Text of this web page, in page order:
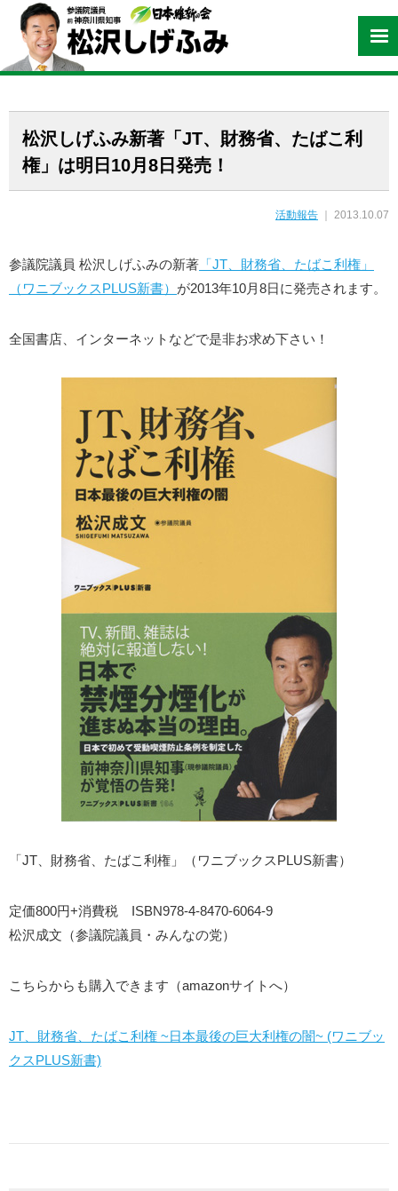
松沢しげふみ新著「JT、財務省、たばこ利
権」は明日10月8日発売！
活動報告 ｜ 2013.10.07
参議院議員 松沢しげふみの新著 「JT、財務省、たばこ利権」
（ワニブックスPLUS新書） が2013年10月8日に発売されます。
全国書店、インターネットなどで是非お求め下さい！
「JT、財務省、たばこ利権」（ワニブックスPLUS新書）
定価800円+消費税 ISBN978-4-8470-6064-9
松沢成文（参議院議員・みんなの党）
こちらからも購入できます（amazonサイトへ）
JT、財務省、たばこ利権 ~日本最後の巨大利権の闇~ (ワニブッ
クスPLUS新書)